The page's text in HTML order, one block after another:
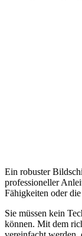
Ein robuster
professioneller
Fähigkeiten oder
Sie müssen kein
können. Mit dem